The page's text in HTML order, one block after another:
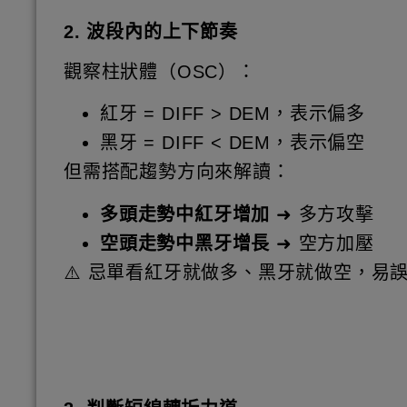
2. 波段內的上下節奏
觀察柱狀體（OSC）：
紅牙 = DIFF > DEM，表示偏多
黑牙 = DIFF < DEM，表示偏空
但需搭配趨勢方向來解讀：
多頭走勢中紅牙增加 ➜ 多方攻擊
空頭走勢中黑牙增長 ➜ 空方加壓
⚠️ 忌單看紅牙就做多、黑牙就做空，易